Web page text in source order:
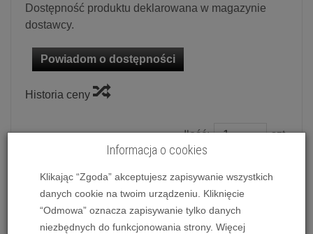
Dostępność produktu deklarowana w magazynie
dostawcy.
Powiadom o dostępności
Historia ceny
Ilość: szt.
7 200,00 zł
dodaj do koszyka
Informacja o cookies
Klikając “Zgoda” akceptujesz zapisywanie wszystkich
danych cookie na twoim urządzeniu. Kliknięcie
“Odmowa” oznacza zapisywanie tylko danych
niezbędnych do funkcjonowania strony. Więcej